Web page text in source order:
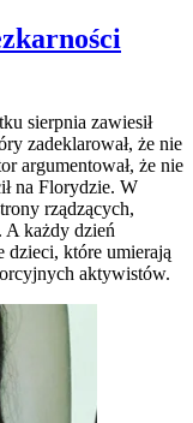
sierpnia zawiesił
zadeklarował, że nie
argumentował, że nie
na Florydzie. W
rządzących,
A każdy dzień
dzieci, które umierają
aktywistów.